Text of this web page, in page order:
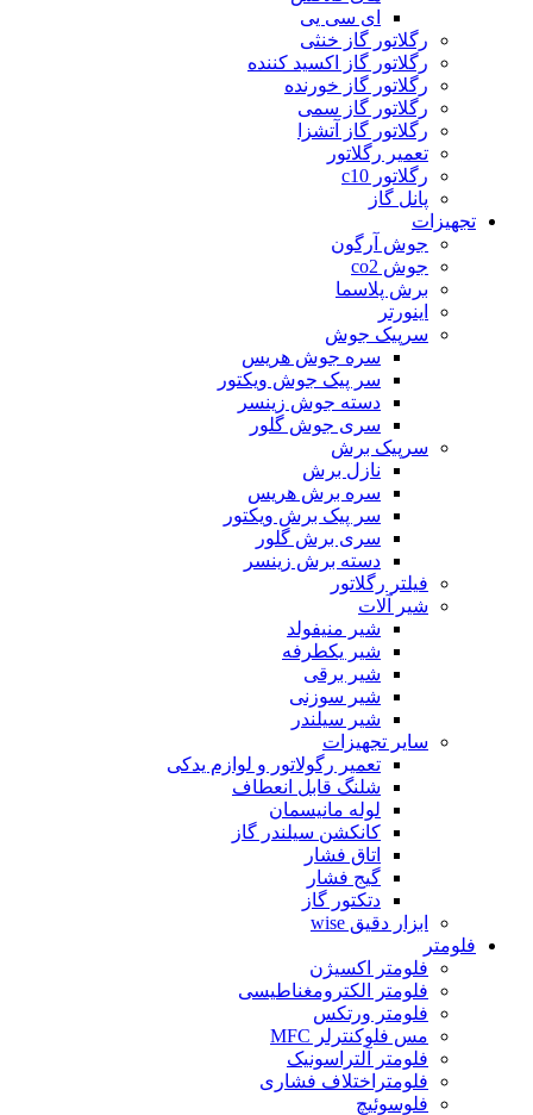
ای سی یی
رگلاتور گاز خنثی
رگلاتور گاز اکسید کننده
رگلاتور گاز خورنده
رگلاتور گاز سمی
رگلاتور گاز آتشزا
تعمیر رگلاتور
رگلاتور c10
پانل گاز
تجهیزات
جوش آرگون
جوش co2
برش پلاسما
اینورتر
سرپیک جوش
سره جوش هریس
سر پیک جوش ویکتور
دسته جوش زینسر
سری جوش گلور
سرپیک برش
نازل برش
سره برش هریس
سر پیک برش ویکتور
سری برش گلور
دسته برش زینسر
فیلتر رگلاتور
شیر آلات
شیر منیفولد
شیر یکطرفه
شیر برقی
شیر سوزنی
شیر سیلندر
سایر تجهیزات
تعمیر رگولاتور و لوازم یدکی
شلنگ قابل انعطاف
لوله مانیسمان
کانکشن سیلندر گاز
اتاق فشار
گیج فشار
دتکتور گاز
ابزار دقیق wise
فلومتر
فلومتر اکسیژن
فلومتر الکترومغناطیسی
فلومتر ورتکس
مس فلوکنترلر MFC
فلومتر آلتراسونیک
فلومتراختلاف فشاری
فلوسوئیچ